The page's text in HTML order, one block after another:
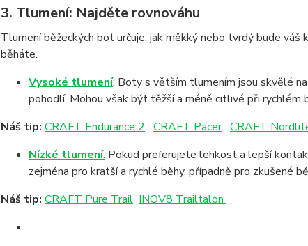
3. Tlumení: Najděte rovnováhu
Tlumení běžeckých bot určuje, jak měkký nebo tvrdý bude váš
běháte.
Vysoké tlumení: Boty s větším tlumením jsou skvělé
pohodlí. Mohou však být těžší a méně citlivé při rychlém
Náš tip: CRAFT Endurance 2 CRAFT Pacer CRAFT
Nízké tlumení: Pokud preferujete lehkost a lepší
zejména pro kratší a rychlé běhy, případně pro zkušené
Náš tip: CRAFT Pure Trail INOV8 Trailtalon